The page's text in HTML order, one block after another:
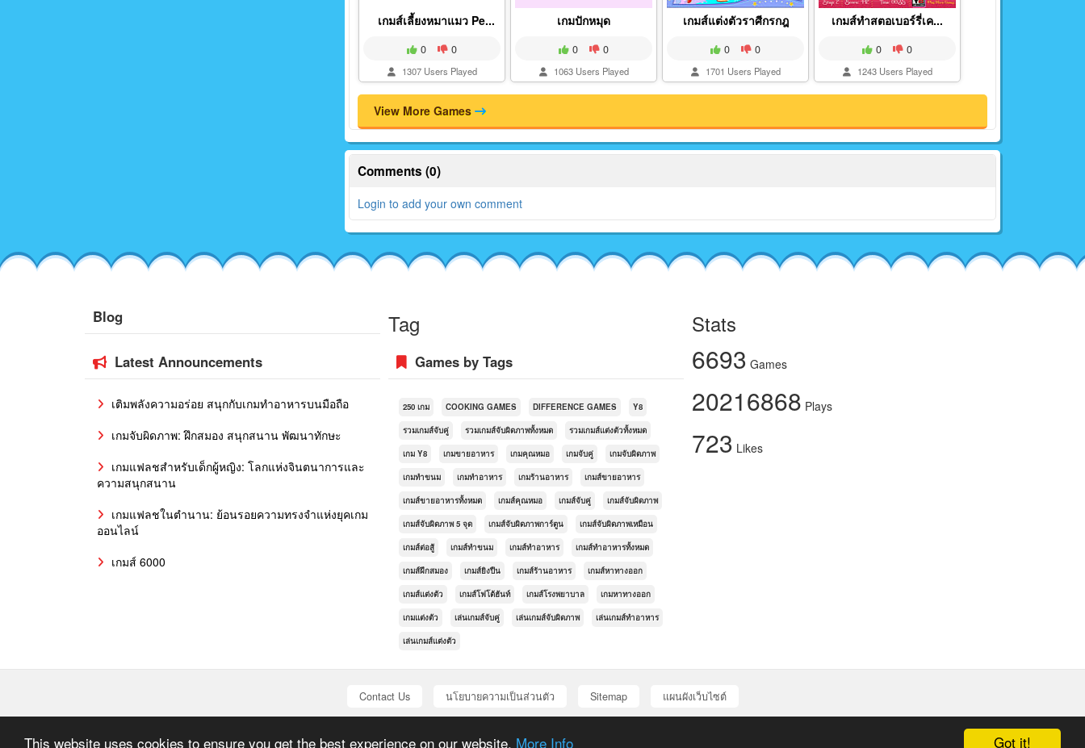
Got it!
This website uses cookies to ensure you get the best experience on our website. More Info
เกมส์เลี้ยงหมาแมว Pe...
0 0
1307 Users Played
เกมปักหมุด
0 0
1063 Users Played
เกมส์แต่งตัวราศีกรกฎ
0 0
1701 Users Played
เกมส์ทำสตอเบอร์รี่เค...
0 0
1243 Users Played
View More Games
Comments (0)
Login to add your own comment
Blog
Latest Announcements
เติมพลังความอร่อย สนุกกับเกมทำอาหารบนมือถือ
เกมจับผิดภาพ: ฝึกสมอง สนุกสนาน พัฒนาทักษะ
เกมแฟลชสำหรับเด็กผู้หญิง: โลกแห่งจินตนาการและ
ความสนุกสนาน
เกมแฟลชในตำนาน: ย้อนรอยความทรงจำแห่งยุคเกม
ออนไลน์
เกมส์ 6000
Tag
Games by Tags
250 เกม COOKING GAMES DIFFERENCE GAMES Y8
รวมเกมส์จับคู่ รวมเกมส์จับผิดภาพทั้งหมด รวมเกมส์แต่งตัวทั้งหมด
เกม Y8 เกมขายอาหาร เกมคุณหมอ เกมจับคู่ เกมจับผิดภาพ
เกมทำขนม เกมทำอาหาร เกมร้านอาหาร เกมส์ขายอาหาร
เกมส์ขายอาหารทั้งหมด เกมส์คุณหมอ เกมส์จับคู่ เกมส์จับผิดภาพ
เกมส์จับผิดภาพ 5 จุด เกมส์จับผิดภาพการ์ตูน เกมส์จับผิดภาพเหมือน
เกมส์ต่อสู้ เกมส์ทำขนม เกมส์ทำอาหาร เกมส์ทำอาหารทั้งหมด
เกมส์ฝึกสมอง เกมส์ยิงปืน เกมส์ร้านอาหาร เกมส์หาทางออก
เกมส์แต่งตัว เกมส์โฟโต้ฮันท์ เกมส์โรงพยาบาล เกมหาทางออก
เกมแต่งตัว เล่นเกมส์จับคู่ เล่นเกมส์จับผิดภาพ เล่นเกมส์ทำอาหาร
เล่นเกมส์แต่งตัว
Stats
6693 Games
20216868 Plays
723 Likes
Contact Us นโยบายความเป็นส่วนตัว Sitemap แผนผังเว็บไซต์
All graphics, games, and other multimedia are copyrighted to their respective owners and authors.